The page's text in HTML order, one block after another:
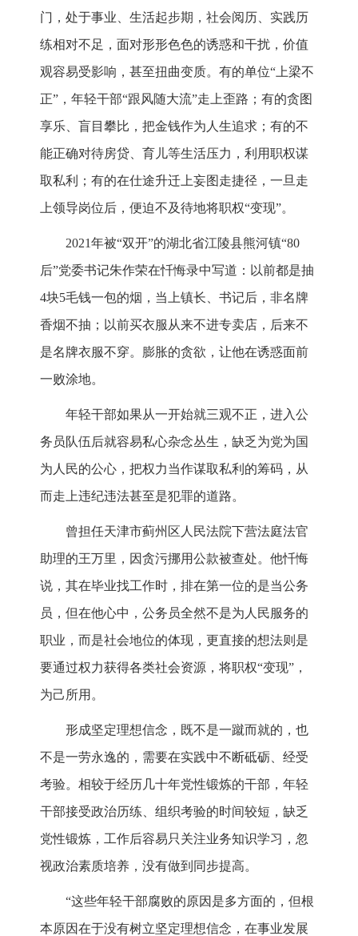
门，处于事业、生活起步期，社会阅历、实践历
练相对不足，面对形形色色的诱惑和干扰，价值
观容易受影响，甚至扭曲变质。有的单位“上梁不
正”，年轻干部“跟风随大流”走上歪路；有的贪图
享乐、盲目攀比，把金钱作为人生追求；有的不
能正确对待房贷、育儿等生活压力，利用职权谋
取私利；有的在仕途升迁上妄图走捷径，一旦走
上领导岗位后，便迫不及待地将职权“变现”。
2021年被“双开”的湖北省江陵县熊河镇“80
后”党委书记朱作荣在忏悔录中写道：以前都是抽
4块5毛钱一包的烟，当上镇长、书记后，非名牌
香烟不抽；以前买衣服从来不进专卖店，后来不
是名牌衣服不穿。膨胀的贪欲，让他在诱惑面前
一败涂地。
年轻干部如果从一开始就三观不正，进入公
务员队伍后就容易私心杂念丛生，缺乏为党为国
为人民的公心，把权力当作谋取私利的筹码，从
而走上违纪违法甚至是犯罪的道路。
曾担任天津市蓟州区人民法院下营法庭法官
助理的王万里，因贪污挪用公款被查处。他忏悔
说，其在毕业找工作时，排在第一位的是当公务
员，但在他心中，公务员全然不是为人民服务的
职业，而是社会地位的体现，更直接的想法则是
要通过权力获得各类社会资源，将职权“变现”，
为己所用。
形成坚定理想信念，既不是一蹴而就的，也
不是一劳永逸的，需要在实践中不断砥砺、经受
考验。相较于经历几十年党性锻炼的干部，年轻
干部接受政治历练、组织考验的时间较短，缺乏
党性锻炼，工作后容易只关注业务知识学习，忽
视政治素质培养，没有做到同步提高。
“这些年轻干部腐败的原因是多方面的，但根
本原因在于没有树立坚定理想信念，在事业发展